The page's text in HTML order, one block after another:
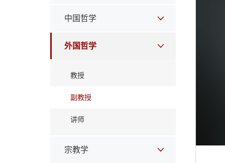
中国哲学
外国哲学
教授
副教授
讲师
宗教学